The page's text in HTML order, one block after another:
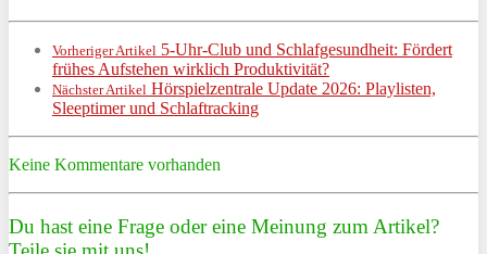
Vorheriger Artikel 5‑Uhr‑Club und Schlafgesundheit: Fördert
frühes Aufstehen wirklich Produktivität?
Nächster Artikel Hörspielzentrale Update 2026: Playlisten,
Sleeptimer und Schlaftracking
Keine Kommentare vorhanden
Du hast eine Frage oder eine Meinung zum Artikel?